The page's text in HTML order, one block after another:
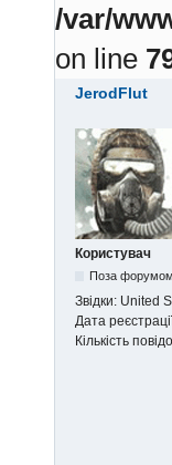
/var/
on line
JerodFlut
Користувач
Поза форумом
Звідки: United
Дата
Кількість